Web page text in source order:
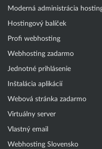
Moderná administrácia
Hostingový balíček
Profi webhosting
Webhosting zadarmo
Jednotné prihlásenie
Inštalácia aplikácií
Webová stránka zadarmo
Virtuálny server
Vlastný email
Webhosting Slovensko